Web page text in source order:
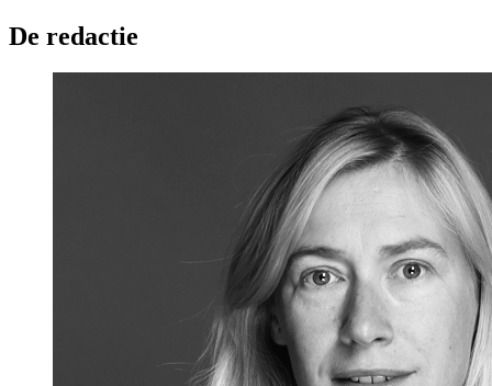
De redactie